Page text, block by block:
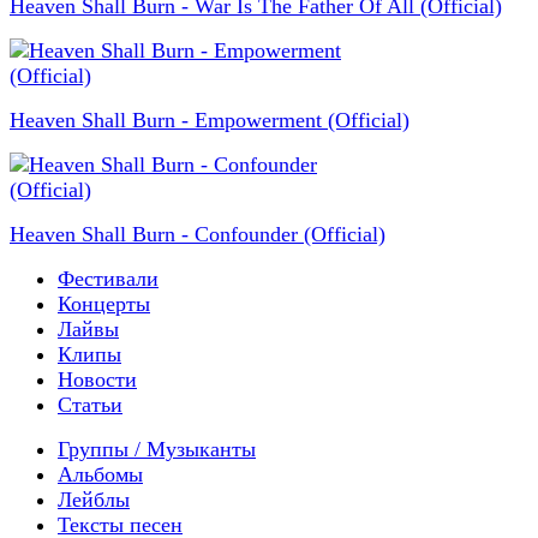
Heaven Shall Burn - War Is The Father Of All (Official)
Heaven Shall Burn - Empowerment (Official)
Heaven Shall Burn - Confounder (Official)
Фестивали
Концерты
Лайвы
Клипы
Новости
Статьи
Группы / Музыканты
Альбомы
Лейблы
Тексты песен